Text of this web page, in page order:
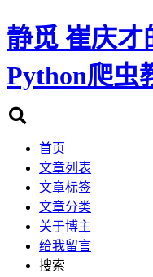
静觅 崔庆才
Python爬虫
首页
文章列表
文章标签
文章分类
关于博主
给我留言
搜索